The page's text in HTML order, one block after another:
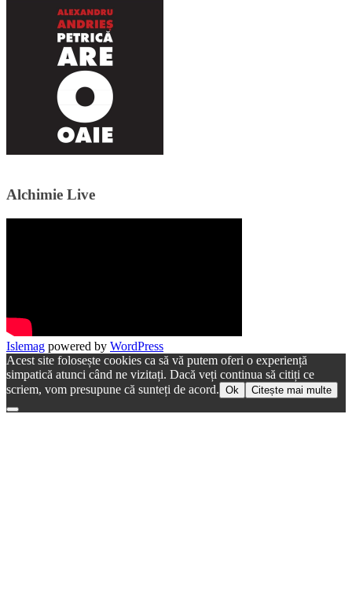
Alchimie Live
Islemag powered by WordPress
Acest site folosește cookies ca să vă putem oferi o experiență
simpatică atunci când ne vizitați. Dacă veți continua să citiți ce
scriem, vom presupune că sunteți de acord. Ok Citește mai multe